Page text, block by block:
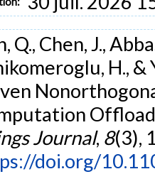
Q., Chen, J.,
H., &
Journal, 8(3),
doi.org/